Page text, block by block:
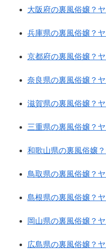
大阪府の裏風俗嬢？
兵庫県の裏風俗嬢？
京都府の裏風俗嬢？
奈良県の裏風俗嬢？
滋賀県の裏風俗嬢？
三重県の裏風俗嬢？
和歌山県の裏風俗嬢
鳥取県の裏風俗嬢？
島根県の裏風俗嬢？
岡山県の裏風俗嬢？
広島県の裏風俗嬢？